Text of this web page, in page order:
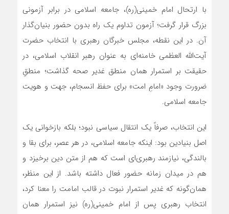
با ارتحال امام خمینی(ره)، جامعه اسلامی در برابر آزمونی
بزرگ قرار گرفت؛ آزمون تداوم یک راه بدون حضور بنیان‌گذار
آن. در این نقطه، مجلس خبرگان رهبری با انتخاب حضرت
آیت‌الله العظمی خامنه‌ای به عنوان رهبر انقلاب اسلامی، در
حقیقت بر استمرار همان منطق غدیر صحه گذاشت؛ منطقِ
ضرورت وجود «امامِ امت» برای حفظ انسجام، جهت و هویت
جامعه اسلامی.
این انتخاب، صرفاً یک انتقال سیاسی نبود؛ بلکه بازخوانی یک
اصل بنیادین بود: اینکه جامعه اسلامی، در هر عصر، برای بقا و
بالندگی، نیازمند رهبری‌ای است که هم از متن دین برخیزد و
هم در میدان زمانه حضور فعال داشته باشد. از این منظر،
همان‌گونه که غدیر استمرار نبوت در قالب امامت را معنا کرد،
انتخاب رهبری پس از امام خمینی(ره) نیز استمرار همان